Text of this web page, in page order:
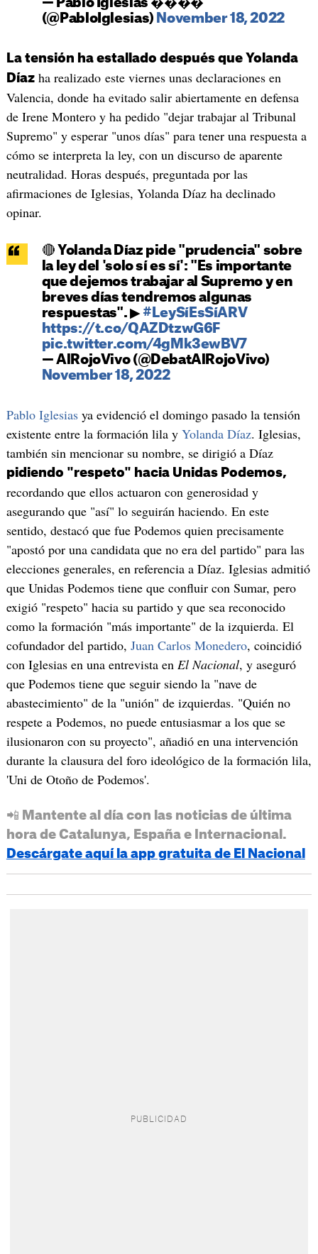
— Pablo Iglesias ����
(@PabloIglesias) November 18, 2022
La tensión ha estallado después que Yolanda
Díazha realizado este viernes unas declaraciones en
Valencia, donde ha evitado salir abiertamente en defensa
de Irene Montero y ha pedido "dejar trabajar al Tribunal
Supremo" y esperar "unos días" para tener una respuesta a
cómo se interpreta la ley, con un discurso de aparente
neutralidad. Horas después, preguntada por las
afirmaciones de Iglesias, Yolanda Díaz ha declinado
opinar.
🔴 Yolanda Díaz pide "prudencia" sobre
la ley del 'solo sí es sí': "Es importante
que dejemos trabajar al Supremo y en
breves días tendremos algunas
respuestas". ▶ #LeySíEsSíARV
https://t.co/QAZDtzwG6F
pic.twitter.com/4gMk3ewBV7
— AlRojoVivo (@DebatAlRojoVivo)
November 18, 2022
Pablo Iglesiasya evidenció el domingo pasado la tensión
existente entre la formación lila y Yolanda Díaz. Iglesias,
también sin mencionar su nombre, se dirigió a Díaz
pidiendo "respeto" hacia Unidas Podemos,
recordando que ellos actuaron con generosidad y
asegurando que "así" lo seguirán haciendo. En este
sentido, destacó que fue Podemos quien precisamente
"apostó por una candidata que no era del partido" para las
elecciones generales, en referencia a Díaz. Iglesias admitió
que Unidas Podemos tiene que confluir con Sumar, pero
exigió "respeto" hacia su partido y que sea reconocido
como la formación "más importante" de la izquierda. El
cofundador del partido, Juan Carlos Monedero, coincidió
con Iglesias en una entrevista en El Nacional, y aseguró
que Podemos tiene que seguir siendo la "nave de
abastecimiento" de la "unión" de izquierdas. "Quién no
respete a Podemos, no puede entusiasmar a los que se
ilusionaron con su proyecto", añadió en una intervención
durante la clausura del foro ideológico de la formación lila,
'Uni de Otoño de Podemos'.
📲 Mantente al día con las noticias de última
hora de Catalunya, España e Internacional.
Descárgate aquí la app gratuita de El Nacional